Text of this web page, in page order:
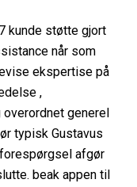
kunde støtte gjort
når som
ekspertise på
,
generel
typisk Gustavus
afgør
beak appen til